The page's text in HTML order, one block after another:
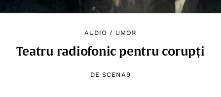
AUDIO / UMOR
Teatru radiofonic pentru corupți
DE SCENA9